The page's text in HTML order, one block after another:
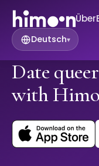
Über
Deutsch▾
Date
with